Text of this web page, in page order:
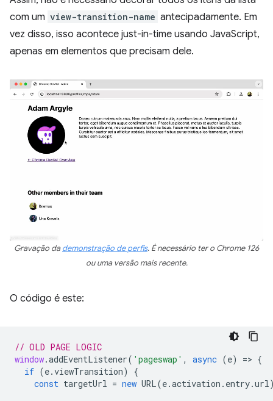
com um view-transition-name antecipadamente. Em
vez disso, isso acontece just-in-time usando JavaScript,
apenas em elementos que precisam dele.
Gravação dademonstração de perfis. É necessário ter o Chrome 126
ou uma versão mais recente.
O código é este:
// OLD PAGE LOGIC
window.addEventListener( 'pageswap' , async (e) => {
if (e.viewTransition)
{
const targetUrl = new URL(e.activation . entry.url